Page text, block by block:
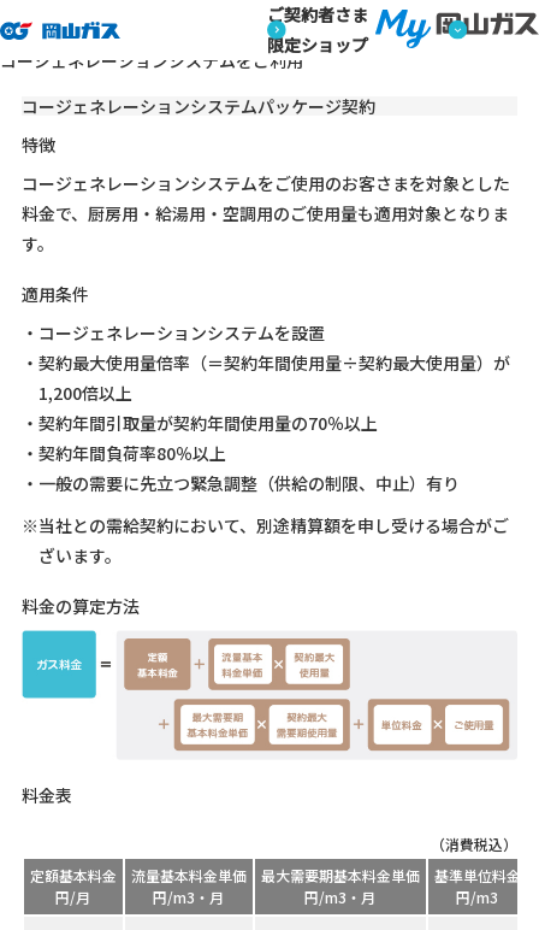
ご契約者さま
限定ショップ
トップページ 業務用のお客さま ガス料金のご案内
コー
業務用のお客さま
コージェネレーションシステムをご利用
コージェネレーションシステムパッケージ契約
特徴
コージェネレーションシステムをご使用のお客さまを対象とした
料金で、厨房用・給湯用・空調用のご使用量も適用対象となりま
す。
適用条件
・コージェネレーションシステムを設置
・契約最大使用量倍率（＝契約年間使用量÷契約最大使用量）が
1,200倍以上
・契約年間引取量が契約年間使用量の70％以上
・契約年間負荷率80％以上
・一般の需要に先立つ緊急調整（供給の制限、中止）有り
※当社との需給契約において、別途精算額を申し受ける場合がご
ざいます。
料金の算定方法
料金表
（消費税込）
定額基本料金
円/月
流量基本料金単価
円/m3・月
最大需要期基本料金単価
円/m3・月
基準単位料金
円/m3